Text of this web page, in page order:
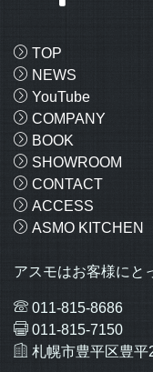
TOP
NEWS
YouTube
COMPANY
BOOK
SHOWROOM
CONTACT
ACCESS
ASMO KITCHEN
アスモはお客様にと
011-815-8686
011-815-7150
札幌市豊平区豊